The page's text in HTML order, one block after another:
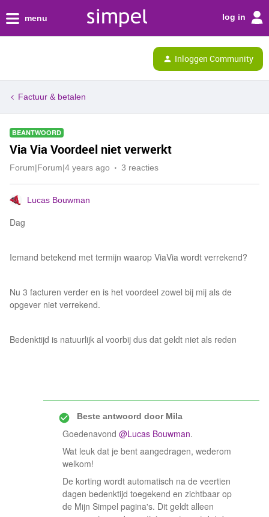
menu log in
Inloggen Community
Factuur & betalen
BEANTWOORD
Via Via Voordeel niet verwerkt
Forum|Forum|4 years ago 3 reacties
Lucas Bouwman
Dag
Iemand betekend met termijn waarop ViaVia wordt verrekend?
Nu 3 facturen verder en is het voordeel zowel bij mij als de
opgever niet verrekend.
Bedenktijd is natuurlijk al voorbij dus dat geldt niet als reden
Beste antwoord doorMila
Goedenavond @Lucas Bouwman.
Wat leuk dat je bent aangedragen, wederom
welkom!
De korting wordt automatisch na de veertien
dagen bedenktijd toegekend en zichtbaar op
de Mijn Simpel pagina's. Dit geldt alleen